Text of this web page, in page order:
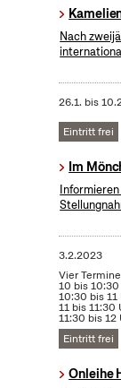
Nach
26.1. bis
Eintritt frei
Im
Informieren
3.2.2023
Vier
10 bis 10:30
10:30 bis 11
11 bis 11:30
11:30 bis 12
Eintritt frei
Onleihe